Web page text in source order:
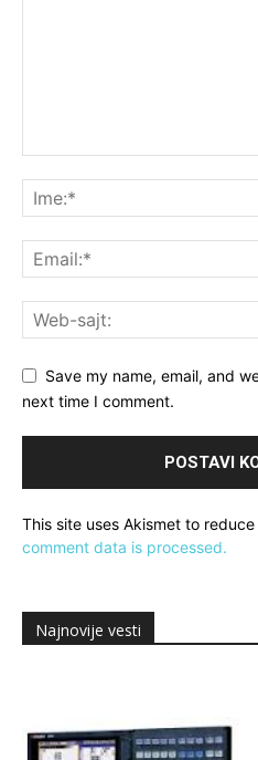
Save my name, email, and
next time I comment.
This site uses Akismet to reduce
comment data is processed.
Najnovije vesti